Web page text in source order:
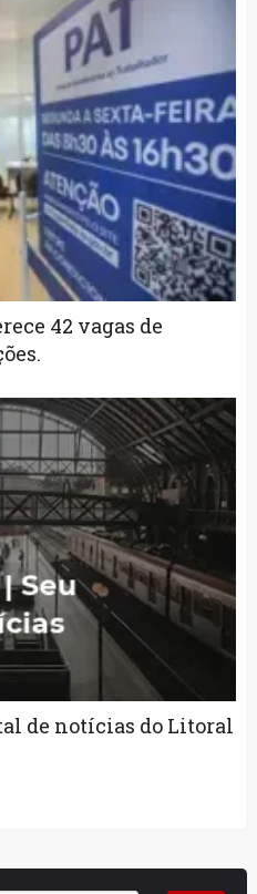
42 vagas de
de notícias do Litoral